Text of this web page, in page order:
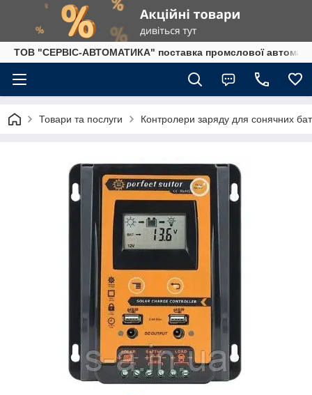
ТОВ "СЕРВІС-АВТОМАТИКА" поставка промслової
Товари та послуги Контролери заряду для сонячних